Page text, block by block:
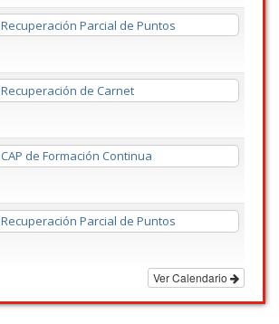
Recuperación Parcial de Puntos
Recuperación de Carnet
CAP de Formación Continua
Recuperación Parcial de Puntos
Ver Calendario